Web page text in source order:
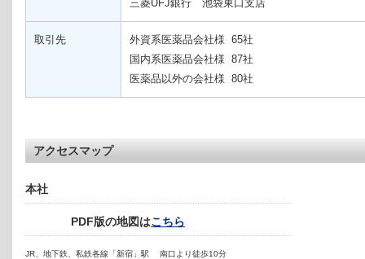
三菱UFJ銀行 池袋東口支店
取引先
外資系医薬品会社様 65社
国内系医薬品会社様 87社
医薬品以外の会社様 80社
アクセスマップ
本社
PDF版の地図はこちら
JR、地下鉄、私鉄各線「新宿」駅 南口より徒歩10分